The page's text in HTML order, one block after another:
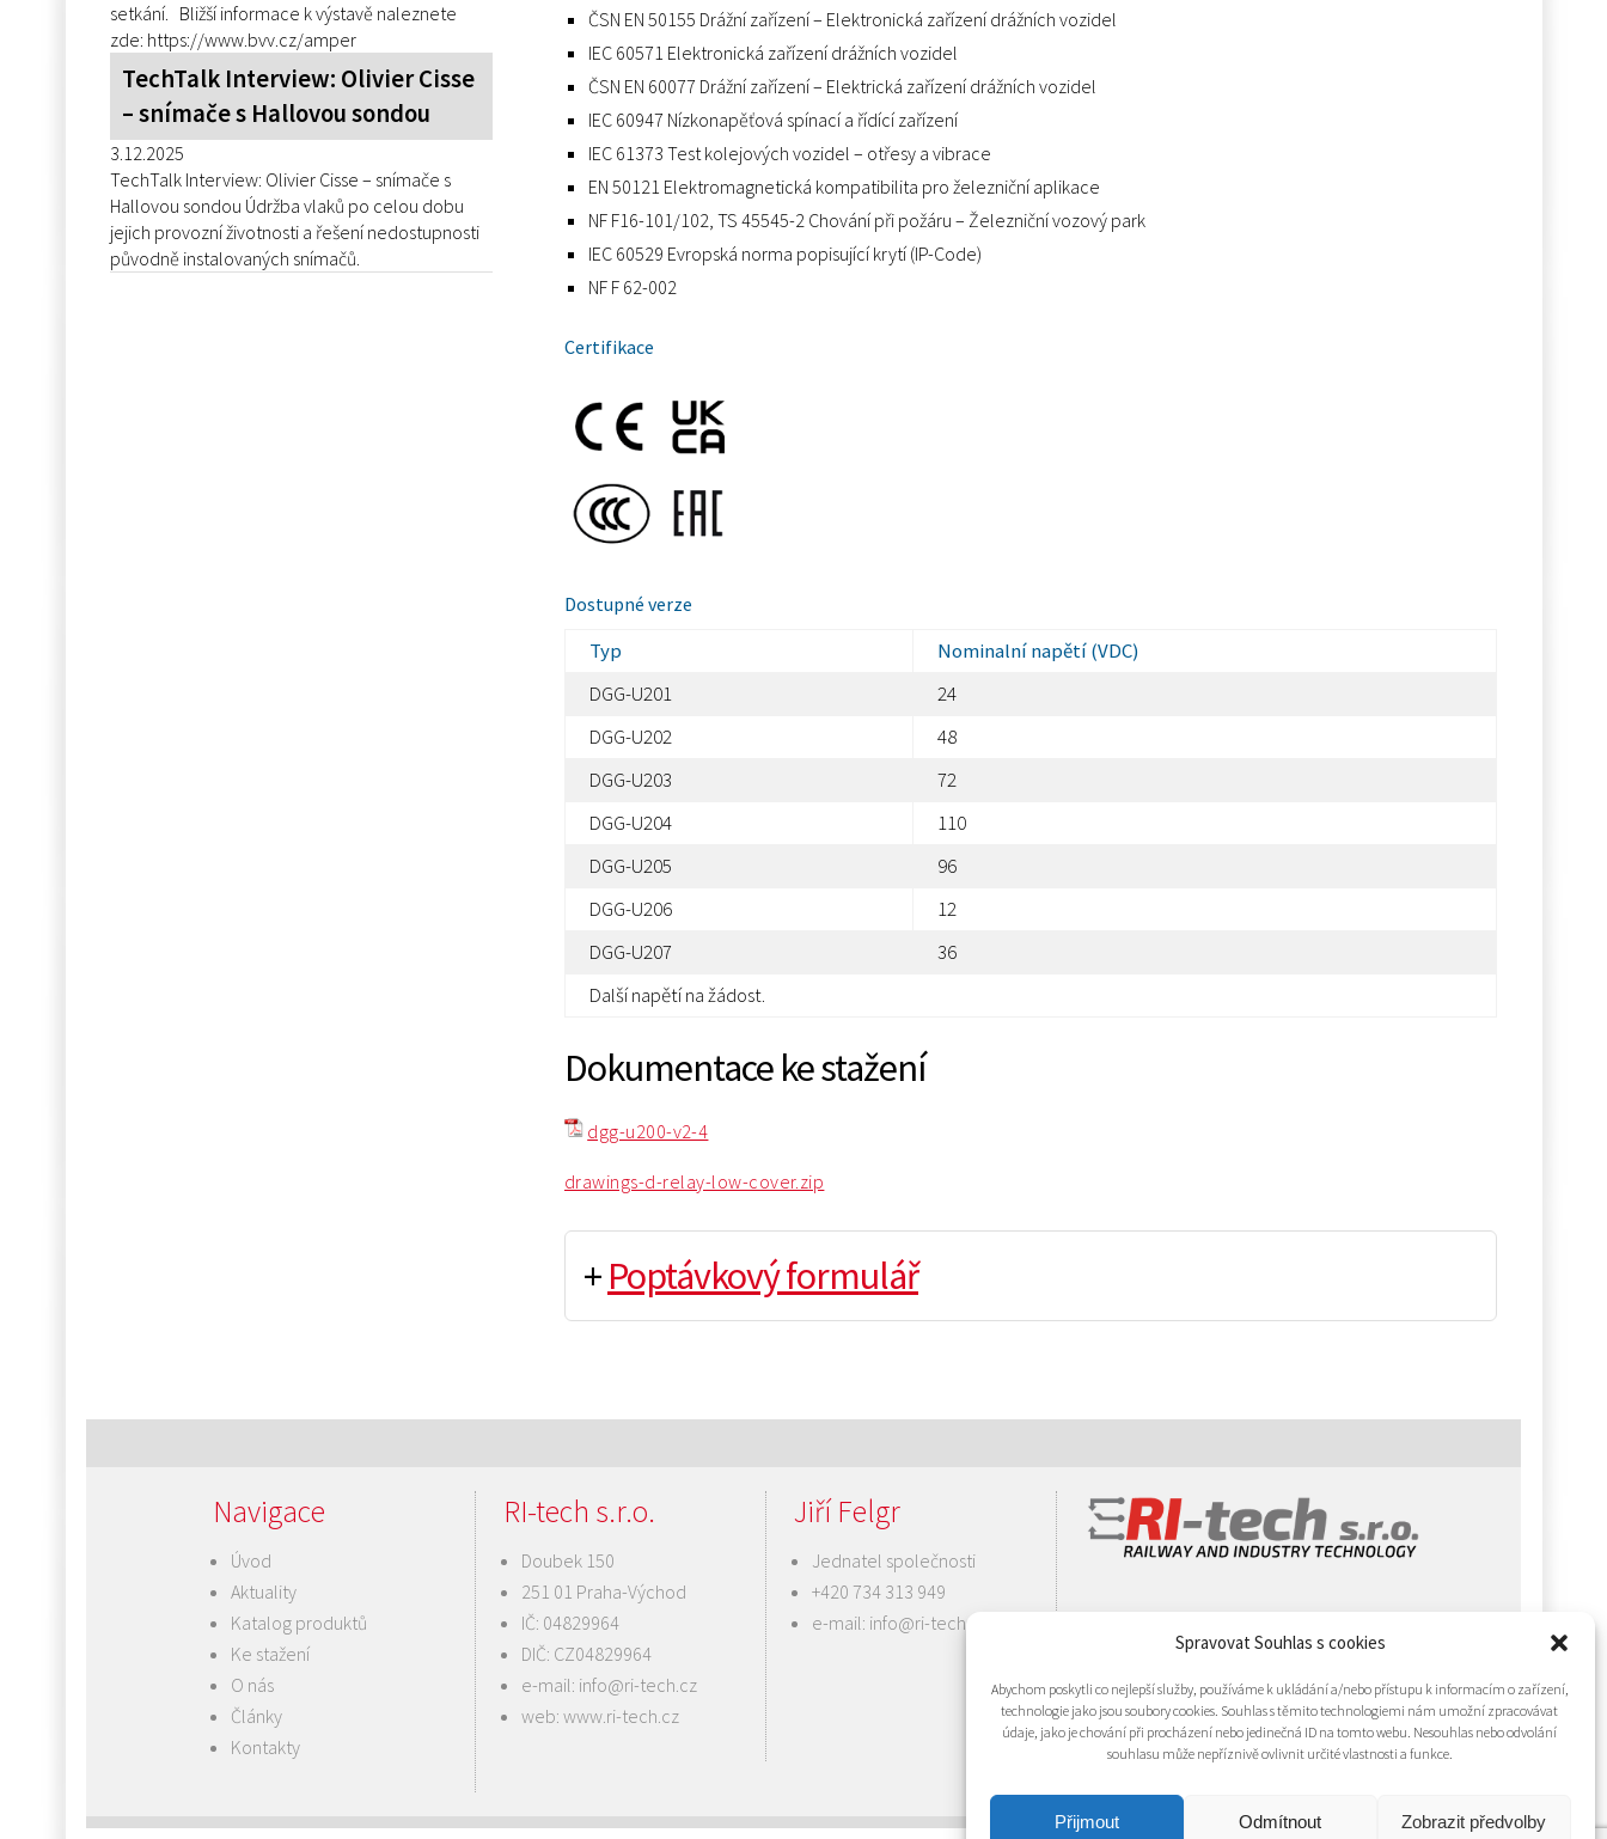
Spravovat Souhlas s cookies
Abychom poskytli co nejlepší služby, používáme k ukládání a/nebo přístupu k informacím o zařízení,
technologie jako jsou soubory cookies. Souhlas s těmito technologiemi nám umožní zpracovávat
údaje, jako je chování při procházení nebo jedinečná ID na tomto webu. Nesouhlas nebo odvolání
souhlasu může nepříznivě ovlivnit určité vlastnosti a funkce.
Přijmout Odmítnout Zobrazit předvolby
setkání. Bližší informace k výstavě naleznete
zde: https://www.bvv.cz/amper
TechTalk Interview: Olivier Cisse
– snímače s Hallovou sondou
3.12.2025
TechTalk Interview: Olivier Cisse – snímače s
Hallovou sondou Údržba vlaků po celou dobu
jejich provozní životnosti a řešení nedostupnosti
původně instalovaných snímačů.
ČSN EN 50155 Drážní zařízení – Elektronická zařízení drážních vozidel
IEC 60571 Elektronická zařízení drážních vozidel
ČSN EN 60077 Drážní zařízení – Elektrická zařízení drážních vozidel
IEC 60947 Nízkonapěťová spínací a řídící zařízení
IEC 61373 Test kolejových vozidel – otřesy a vibrace
EN 50121 Elektromagnetická kompatibilita pro železniční aplikace
NF F16-101/102, TS 45545-2 Chování při požáru – Železniční vozový park
IEC 60529 Evropská norma popisující krytí (IP-Code)
NF F 62-002
Certifikace
Dostupné verze
Typ
Nominalní napětí (VDC)
DGG-U201
24
DGG-U202
48
DGG-U203
72
DGG-U204
110
DGG-U205
96
DGG-U206
12
DGG-U207
36
Další napětí na žádost.
Dokumentace ke stažení
dgg-u200-v2-4
drawings-d-relay-low-cover.zip
+ Poptávkový formulář
Navigace
Úvod
Aktuality
Katalog produktů
Ke stažení
O nás
Články
Kontakty
RI-tech s.r.o.
Doubek 150
251 01 Praha-Východ
IČ: 04829964
DIČ: CZ04829964
e-mail: info@ri-tech.cz
web: www.ri-tech.cz
Jiří Felgr
Jednatel společnosti
+420 734 313 949
e-mail: info@ri-tech.cz